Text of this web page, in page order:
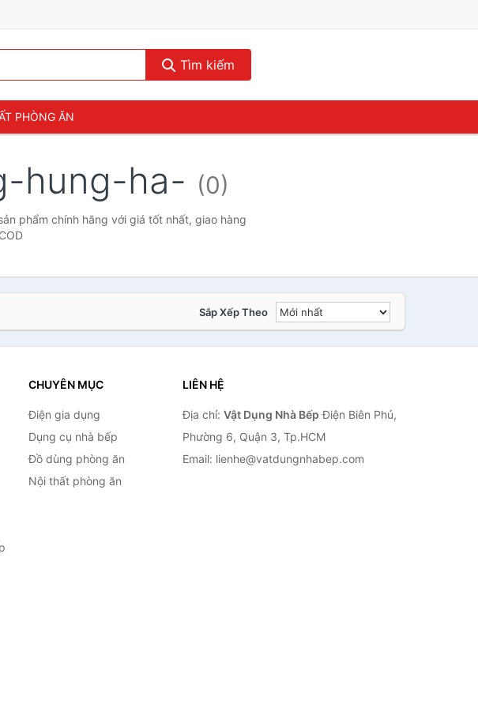
Tìm kiếm
PHÒNG ĂN
hung-ha- (0)
phẩm chính hãng với giá tốt nhất, giao hàng
Sắp Xếp Theo
CHUYÊN MỤC
Điện gia dụng
Dụng cụ nhà bếp
Đồ dùng phòng ăn
Nội thất phòng ăn
LIÊN HỆ
Địa chỉ: Vật Dụng Nhà Bếp Điện Biên Phủ,
Phường 6, Quận 3, Tp.HCM
Email: lienhe@vatdungnhabep.com